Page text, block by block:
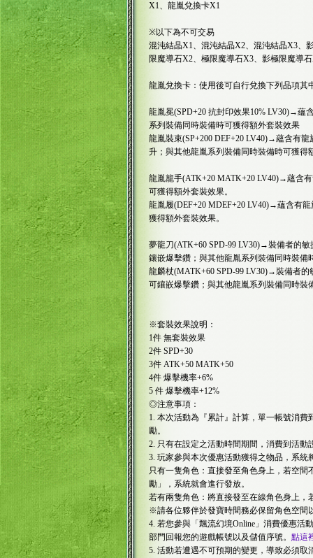
X1、龍胤兌換卡X1
※以下為不可交易
混沌結晶X1、混沌結晶X2、混沌結晶X3、
限魔導石X2、極限魔導石X3、影極限魔導
龍胤兌換卡：使用後可自行兌換下列品項其
龍胤冕(SPD+20 抗封印效果10% LV30)→蘊
系列裝備同時裝備時可獲得額外套裝效果
龍胤裝束(SP+200 DEF+20 LV40)→蘊含有
升；與其他龍胤系列裝備同時裝備時可獲得
龍胤籠手(ATK+20 MATK+20 LV40)→蘊含
可獲得額外套裝效果。
龍胤履(DEF+20 MDEF+20 LV40)→蘊含有
獲得額外套裝效果。
夢龍刀(ATK+60 SPD-99 LV30)→裝備者的
鑲嵌爆擊鑽；與其他龍胤系列裝備同時裝備
龍麟杖(MATK+60 SPD-99 LV30)→裝備者
可鑲嵌爆擊鑽；與其他龍胤系列裝備同時裝
※套裝效果說明：
1件 無套裝效果
2件 SPD+30
3件 ATK+50 MATK+50
4件 爆擊機率+6%
5 件 爆擊機率+12%
◎注意事項：
1. 本次活動為『累計』計算，單一帳號消
勵。
2. 只有在設定之活動時間期間，消費到活
3. 玩家參與本次優惠活動獲得之物品，系統
只有一隻角色：直接發至角色身上，若空
勵」，系統就會進行發放。
若有兩隻角色：將直接發至在線角色身上
※請各位夥伴於發寶時間務必保留角色空間
4. 若您參與「飄流幻境Online」消費優惠活
部門回報您的遊戲帳號以及儲值序號。 點這
5. 活動若遭遇不可預期的變更，導致必須